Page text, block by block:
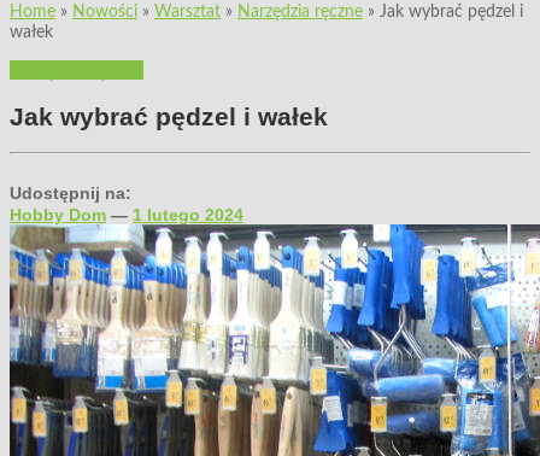
Home » Nowości » Warsztat » Narzędzia ręczne » Jak wybrać pędzel i
wałek
Jak wybrać pędzel i wałek
Udostępnij na:
Hobby Dom — 1 lutego 2024